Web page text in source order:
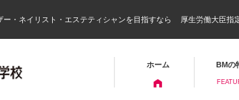
・ネイリスト・エステティシャンを目指すなら 厚生労働大臣指
ホーム BMの